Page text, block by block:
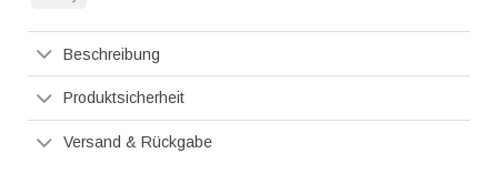
Beschreibung
Produktsicherheit
Versand & Rückgabe